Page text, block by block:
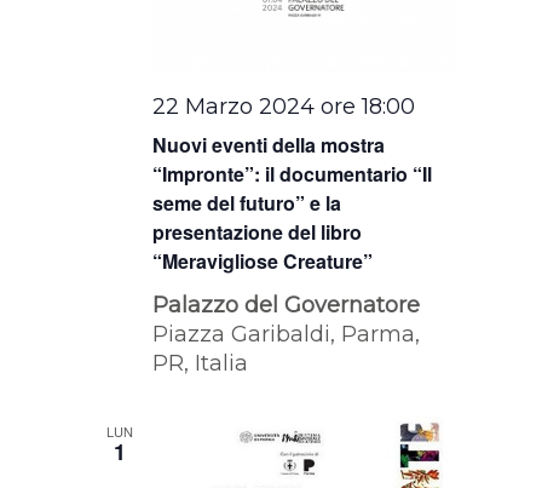
Nuovi eventi della mostra
“Impronte”: il documentario “Il
seme del futuro” e la
presentazione del libro
“Meravigliose Creature”
22 Marzo 2024 ore 18:00
Palazzo del Governatore
Piazza Garibaldi, Parma,
PR, Italia
LUN
1